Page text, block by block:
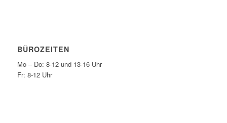
BÜROZEITEN
Mo – Do: 8-12 und 13-16 Uhr
Fr: 8-12 Uhr